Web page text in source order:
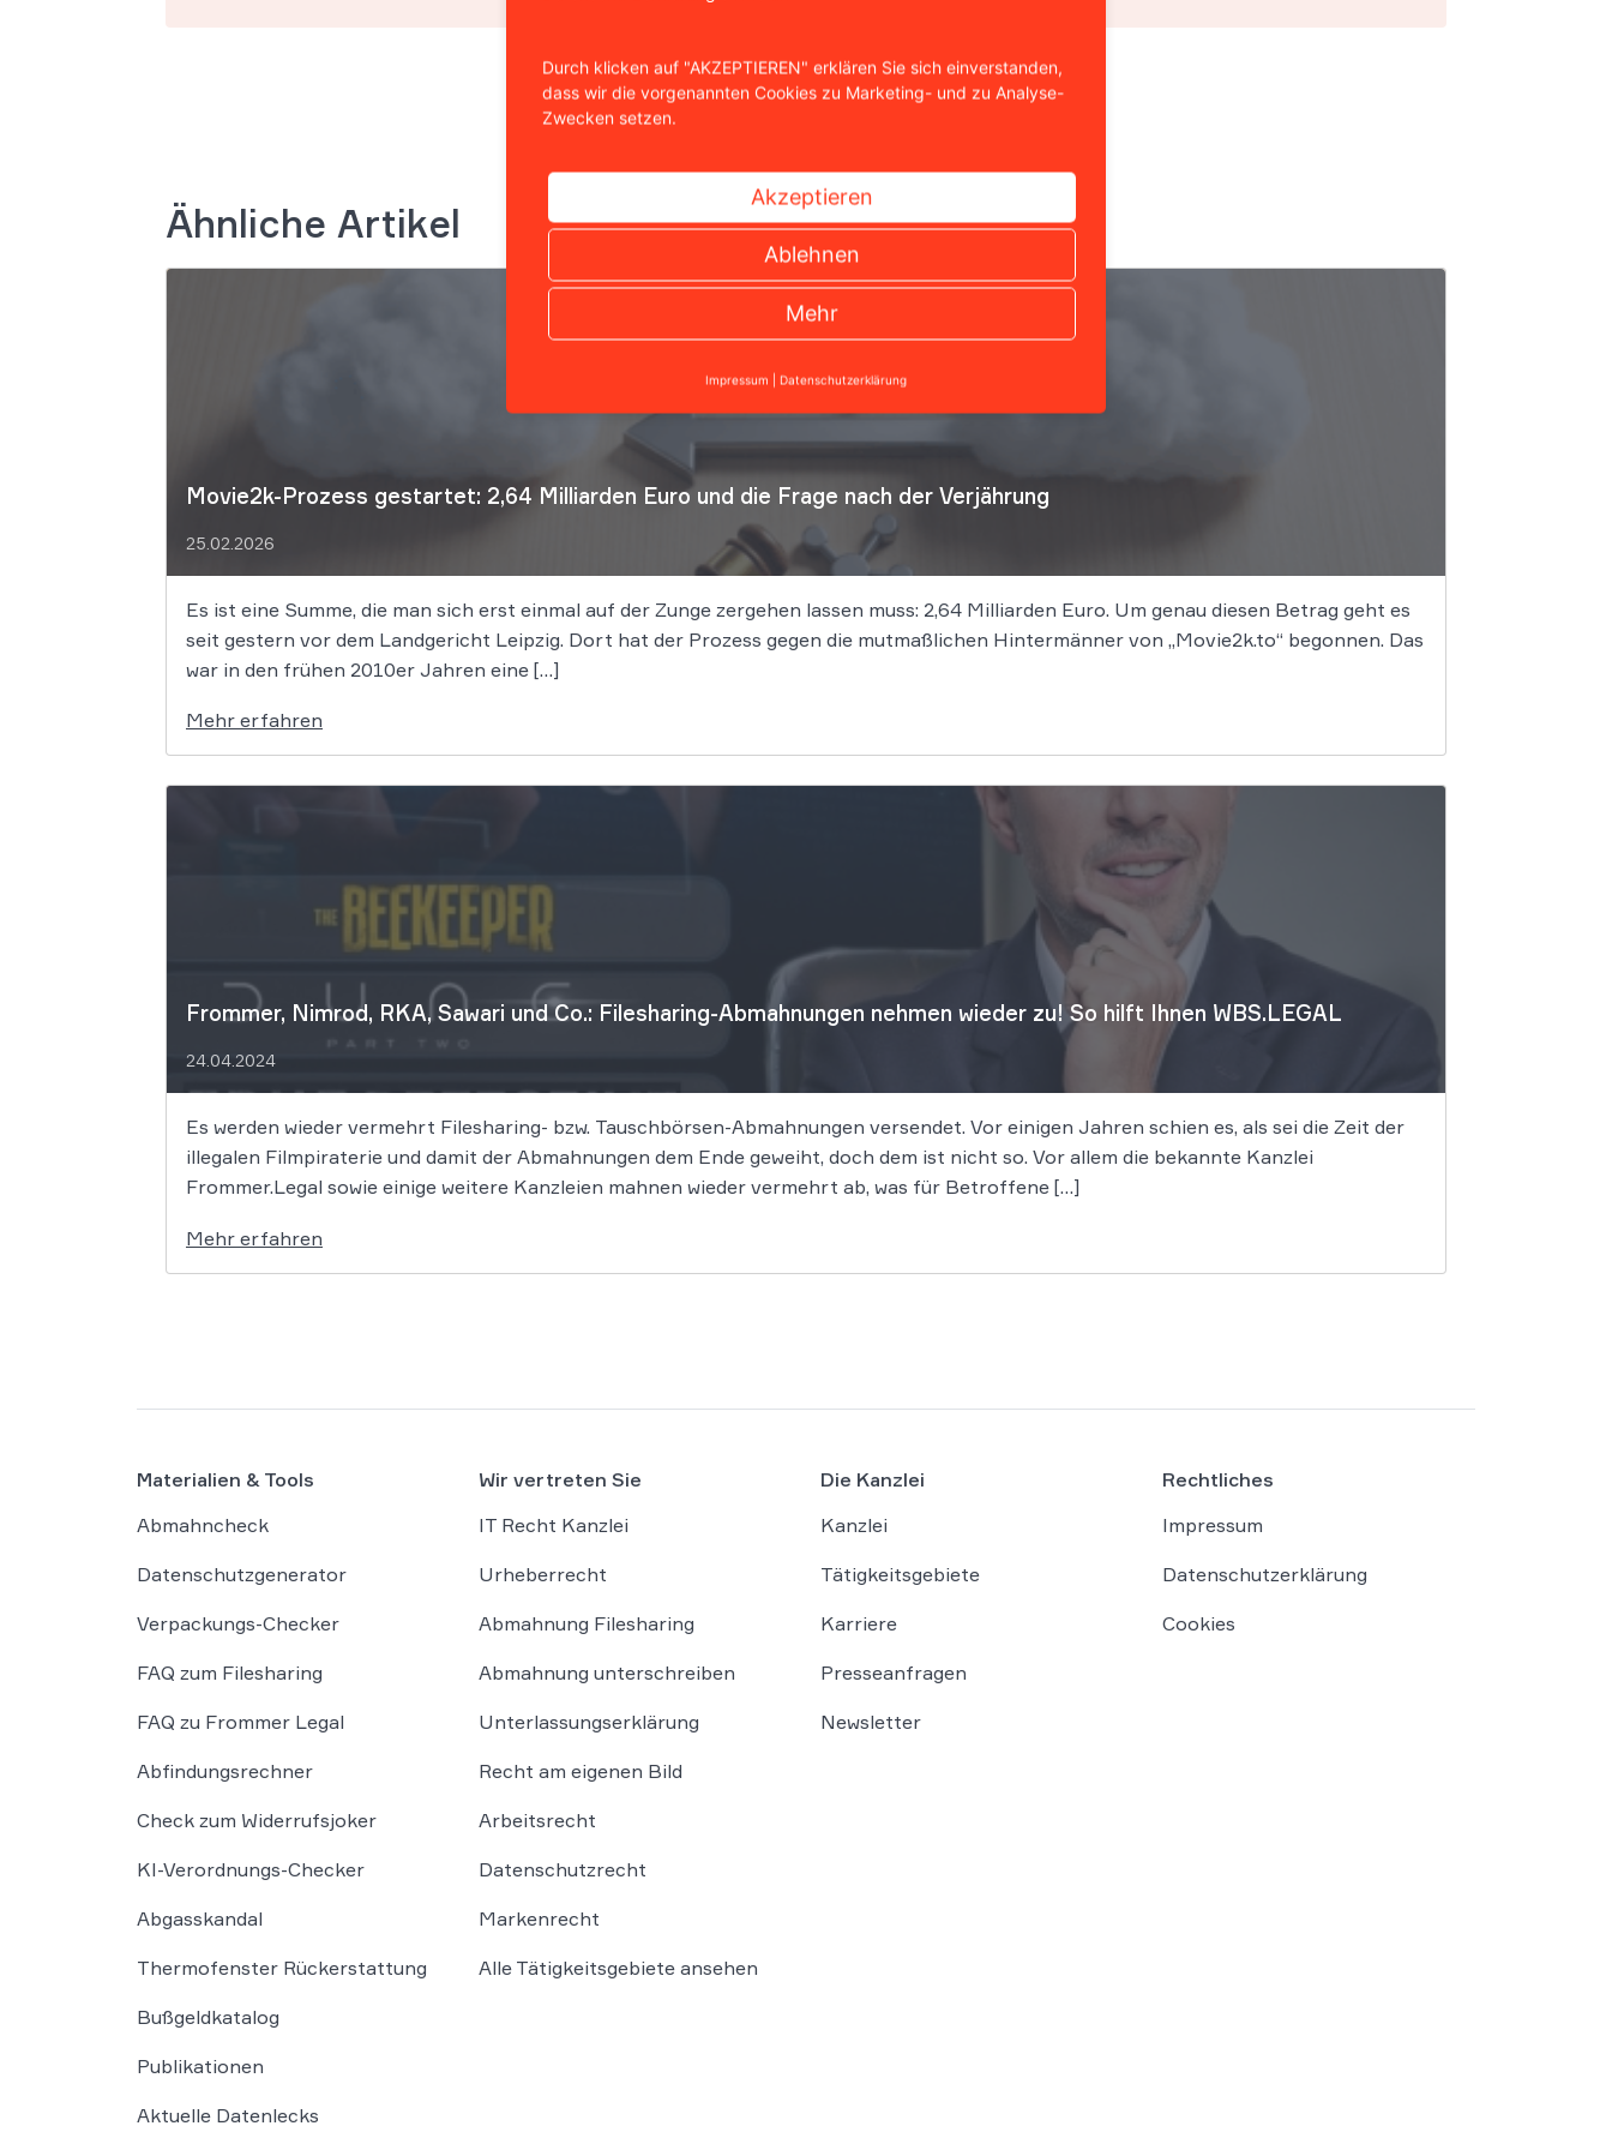
Ähnliche Artikel
Movie2k-Prozess gestartet: 2,64 Milliarden Euro und die Frage nach der Verjährung
25.02.2026
Es ist eine Summe, die man sich erst einmal auf der Zunge zergehen lassen muss: 2,64 Milliarden Euro. Um genau diesen Betrag geht es
seit gestern vor dem Landgericht Leipzig. Dort hat der Prozess gegen die mutmaßlichen Hintermänner von „Movie2k.to“ begonnen. Das
war in den frühen 2010er Jahren eine […]
Mehr erfahren
Frommer, Nimrod, RKA, Sawari und Co.: Filesharing-Abmahnungen nehmen wieder zu! So hilft Ihnen WBS.LEGAL
24.04.2024
Es werden wieder vermehrt Filesharing- bzw. Tauschbörsen-Abmahnungen versendet. Vor einigen Jahren schien es, als sei die Zeit der
illegalen Filmpiraterie und damit der Abmahnungen dem Ende geweiht, doch dem ist nicht so. Vor allem die bekannte Kanzlei
Frommer.Legal sowie einige weitere Kanzleien mahnen wieder vermehrt ab, was für Betroffene […]
Mehr erfahren
Materialien & Tools
Abmahncheck
Datenschutzgenerator
Verpackungs-Checker
FAQ zum Filesharing
FAQ zu Frommer Legal
Abfindungsrechner
Check zum Widerrufsjoker
KI-Verordnungs-Checker
Abgasskandal
Thermofenster Rückerstattung
Bußgeldkatalog
Publikationen
Aktuelle Datenlecks
Wir vertreten Sie
IT Recht Kanzlei
Urheberrecht
Abmahnung Filesharing
Abmahnung unterschreiben
Unterlassungserklärung
Recht am eigenen Bild
Arbeitsrecht
Datenschutzrecht
Markenrecht
Alle Tätigkeitsgebiete ansehen
Die Kanzlei
Kanzlei
Tätigkeitsgebiete
Karriere
Presseanfragen
Newsletter
Rechtliches
Impressum
Datenschutzerklärung
Cookies
Durch klicken auf "AKZEPTIEREN" erklären Sie sich einverstanden,
dass wir die vorgenannten Cookies zu Marketing- und zu Analyse-
Zwecken setzen.
Akzeptieren
Ablehnen
Mehr
Impressum Datenschutzerklärung